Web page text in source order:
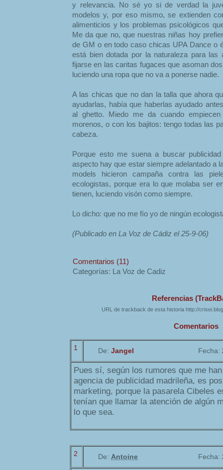
y relevancia. No sé yo si de verdad la
modelos y, por eso mismo, se extienden
alimenticios y los problemas psicológicos
Me da que no, que nuestras niñas hoy
de GM o en todo caso chicas UPA Dance o
está bien dotada por la naturaleza para las
fijarse en las caritas fugaces que asoman
luciendo una ropa que no va a ponerse nadie.
A las chicas que no dan la talla que ahora
ayudarlas, había que haberlas ayudado
al ghetto. Miedo me da cuando
morenos, o con los bajitos: tengo todas las
cabeza.
Porque esto me suena a buscar
aspecto hay que estar siempre adelantado a
models hicieron campaña contra las
ecologistas, porque era lo que molaba ser
tienen, luciendo visón como siempre.
Lo dicho: que no me fío yo de ningún
(Publicado en La Voz de Cádiz el 25-9-06)
Comentarios (11)
Categorías: La Voz de Cadiz
Referencias
URL de trackback de esta historia http://
Comentarios
1 De: Jangel Fecha:
Pues sí, según los rumores que me
agencia de publicidad madrileña, es
marketing, porque la pasarela Cibeles
tenían que llamar la atención de algún
lo que sea.
2 De: Antoine Fecha: